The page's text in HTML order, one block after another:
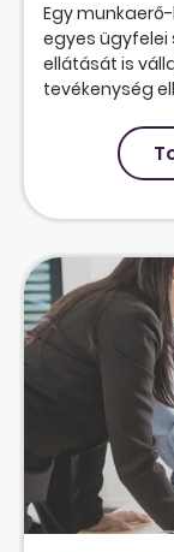
Egy
egyes ügyfelei
ellátását is
tevékenység